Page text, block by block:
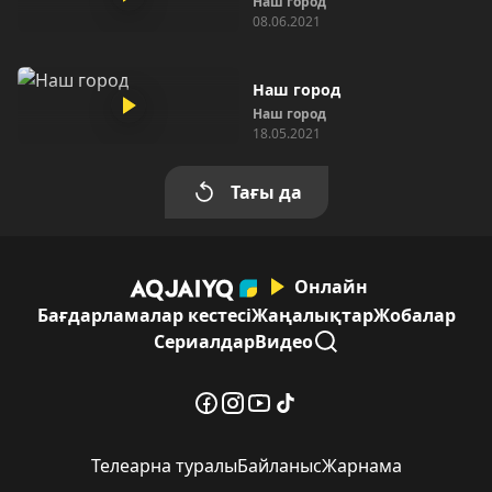
08.06.2021
Наш город
Наш город
18.05.2021
Тағы да
Онлайн
Бағдарламалар кестесіЖаңалықтарЖобалар
СериалдарВидео
Телеарна туралыБайланысЖарнама